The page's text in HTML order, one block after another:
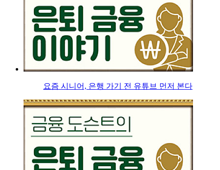
요즘 시니어, 은행 가기 전 유튜브 먼저 본다